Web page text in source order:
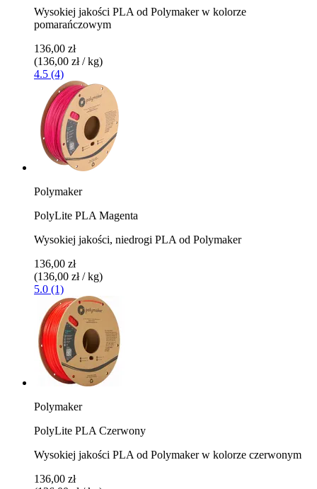
Wysokiej jakości PLA od Polymaker w kolorze
pomarańczowym
136,00 zł
(136,00 zł / kg)
4.5 (4)
Polymaker
PolyLite PLA Magenta
Wysokiej jakości, niedrogi PLA od Polymaker
136,00 zł
(136,00 zł / kg)
5.0 (1)
Polymaker
PolyLite PLA Czerwony
Wysokiej jakości PLA od Polymaker w kolorze czerwonym
136,00 zł